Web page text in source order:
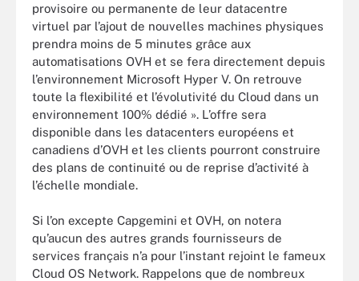
provisoire ou permanente de leur datacentre
virtuel par l’ajout de nouvelles machines physiques
prendra moins de 5 minutes grâce aux
automatisations OVH et se fera directement depuis
l’environnement Microsoft Hyper V. On retrouve
toute la flexibilité et l’évolutivité du Cloud dans un
environnement 100% dédié ». L’offre sera
disponible dans les datacenters européens et
canadiens d’OVH et les clients pourront construire
des plans de continuité ou de reprise d’activité à
l’échelle mondiale.
Si l’on excepte Capgemini et OVH, on notera
qu’aucun des autres grands fournisseurs de
services français n’a pour l’instant rejoint le fameux
Cloud OS Network. Rappelons que de nombreux